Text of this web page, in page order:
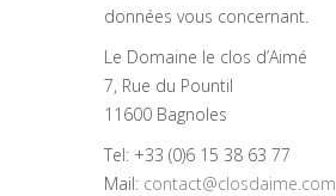
données vous concernant.
Le Domaine le clos d’Aimé
7, Rue du Pountil
11600 Bagnoles
Tel: +33 (0)6 15 38 63 77
Mail: contact@closdaime.com